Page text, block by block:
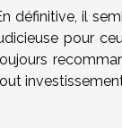
définitive, il
pour